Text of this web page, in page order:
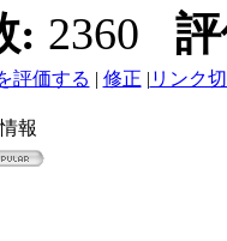
: 2360
評価する | 修正 | リンク
報